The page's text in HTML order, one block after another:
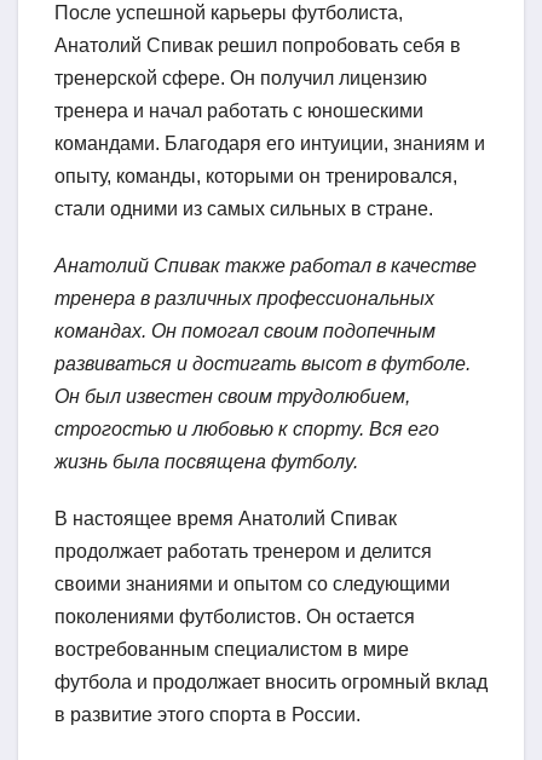
После успешной карьеры футболиста,
Анатолий Спивак решил попробовать себя в
тренерской сфере. Он получил лицензию
тренера и начал работать с юношескими
командами. Благодаря его интуиции, знаниям и
опыту, команды, которыми он тренировался,
стали одними из самых сильных в стране.
Анатолий Спивак также работал в качестве
тренера в различных профессиональных
командах. Он помогал своим подопечным
развиваться и достигать высот в футболе.
Он был известен своим трудолюбием,
строгостью и любовью к спорту. Вся его
жизнь была посвящена футболу.
В настоящее время Анатолий Спивак
продолжает работать тренером и делится
своими знаниями и опытом со следующими
поколениями футболистов. Он остается
востребованным специалистом в мире
футбола и продолжает вносить огромный вклад
в развитие этого спорта в России.